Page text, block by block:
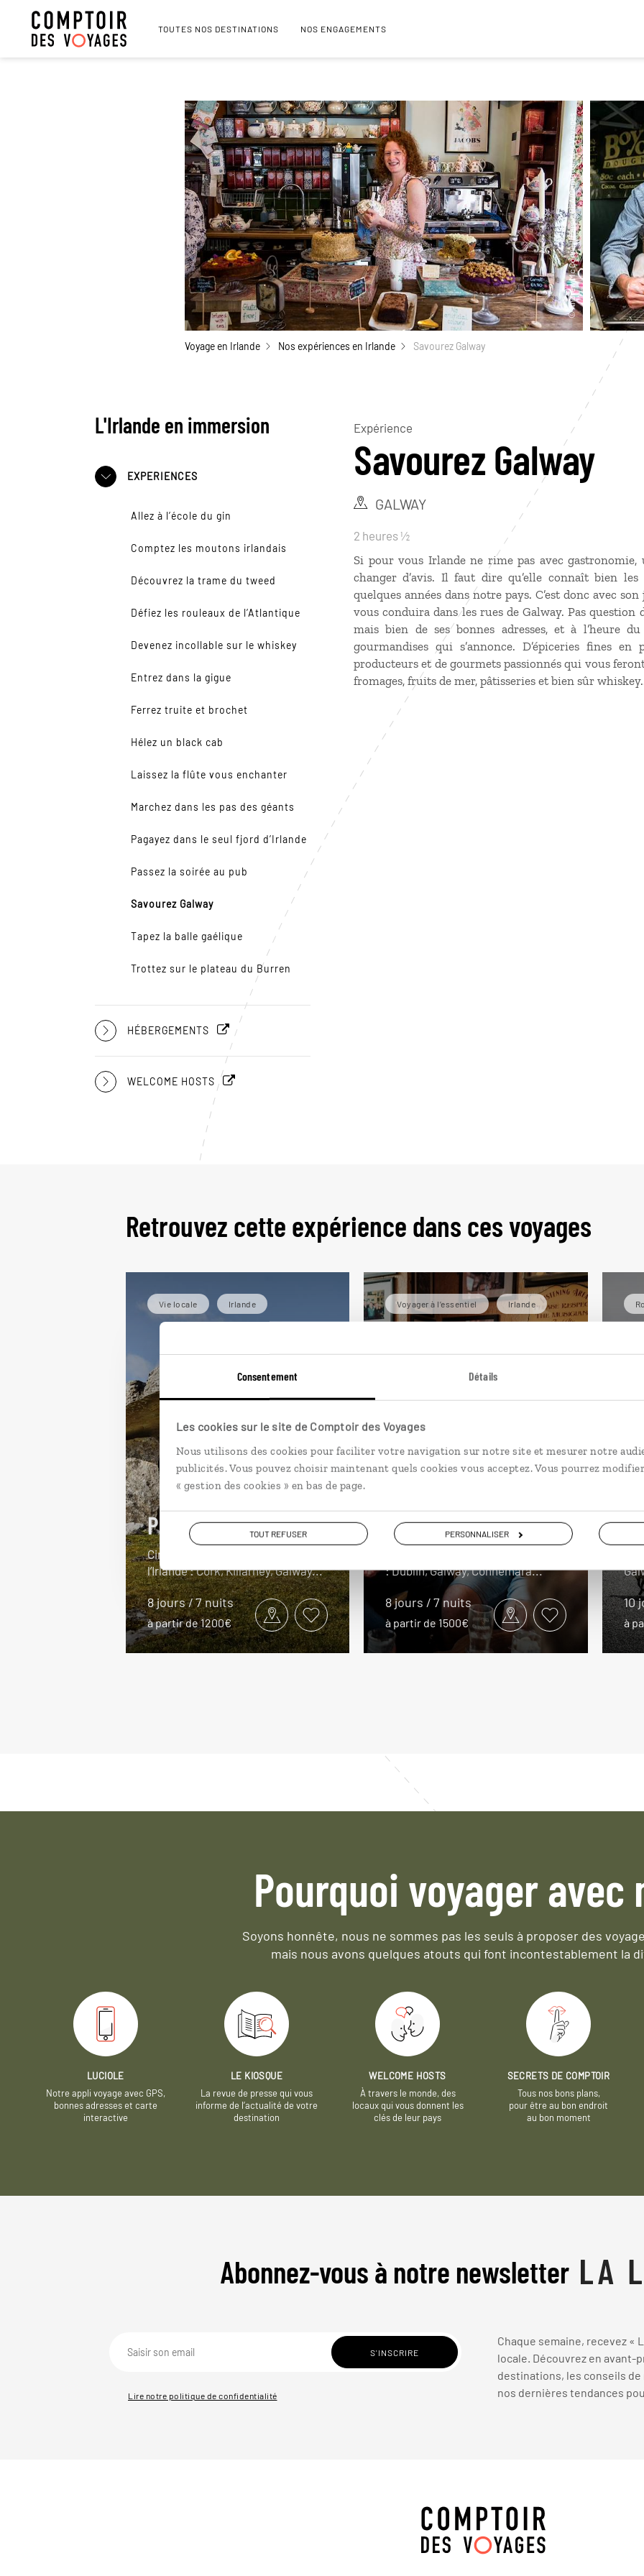
Consentement Détails
Les cookies sur le site de Comptoir des Voyages
Nous utilisons des cookies pour faciliter votre navigation sur notre site et mesurer notre
publicités. Vous pouvez choisir maintenant quels cookies vous acceptez. Vous pourrez
« gestion des cookies » en bas de page.
TOUT REFUSER PERSONNALISER
TOUTES NOS DESTINATIONS NOS ENGAGEMENTS
Voyage en Irlande Nos expériences en Irlande Savourez Galway
L'Irlande en immersion
EXPERIENCES
Allez à l’école du gin
Comptez les moutons irlandais
Découvrez la trame du tweed
Défiez les rouleaux de l’Atlantique
Devenez incollable sur le whiskey
Entrez dans la gigue
Ferrez truite et brochet
Hélez un black cab
Laissez la flûte vous enchanter
Marchez dans les pas des géants
Pagayez dans le seul fjord d’Irlande
Passez la soirée au pub
Savourez Galway
Tapez la balle gaélique
Trottez sur le plateau du Burren
HÉBERGEMENTS
WELCOME HOSTS
Expérience
Savourez Galway
GALWAY
2 heures ½
Si pour vous Irlande ne rime pas avec gastronomie,
changer d’avis. Il faut dire qu’elle connaît bien
quelques années dans notre pays. C’est donc avec
vous conduira dans les rues de Galway. Pas
mais bien de ses bonnes adresses, et à l’heure
gourmandises qui s’annonce. D’épiceries fines
producteurs et de gourmets passionnés qui vous
fromages, fruits de mer, pâtisseries et bien sûr
Retrouvez cette expérience dans ces voyages
Vie locale Irlande
Prélude irlandais
Circuit autotour dans l’Ouest de
l’Irlande : Cork, Killarney, Galway...
8 jours / 7 nuits
à partir de 1200€
Voyager à l’essentiel Irlande
Best of Ireland
: Dublin, Galway, Connemara...
8 jours / 7 nuits
à partir de 1500€
10
à
Pourquoi voyager avec
Soyons honnête, nous ne sommes pas les seuls à proposer des
mais nous avons quelques atouts qui font incontestablement la
LUCIOLE
Notre appli voyage avec GPS,
bonnes adresses et carte
interactive
LE KIOSQUE
La revue de presse qui vous
informe de l’actualité de votre
destination
WELCOME HOSTS
À travers le monde, des
locaux qui vous donnent les
clés de leur pays
SECRETS DE COMPTOIR
Tous nos bons plans,
pour être au bon endroit
au bon moment
Abonnez-vous à notre newsletter
Lire notre politique de confidentialité
Chaque semaine, recevez «
locale. Découvrez en avant-
destinations, les conseils
nos dernières tendances